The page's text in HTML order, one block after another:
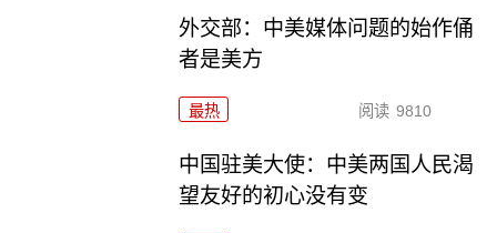
外交部：中美媒体问题的始作俑
者是美方
最热 阅读 9810
中国驻美大使：中美两国人民渴
望友好的初心没有变